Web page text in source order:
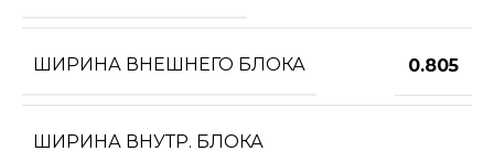
ШИРИНА ВНЕШНЕГО БЛОКА 0.805
ШИРИНА ВНУТР. БЛОКА